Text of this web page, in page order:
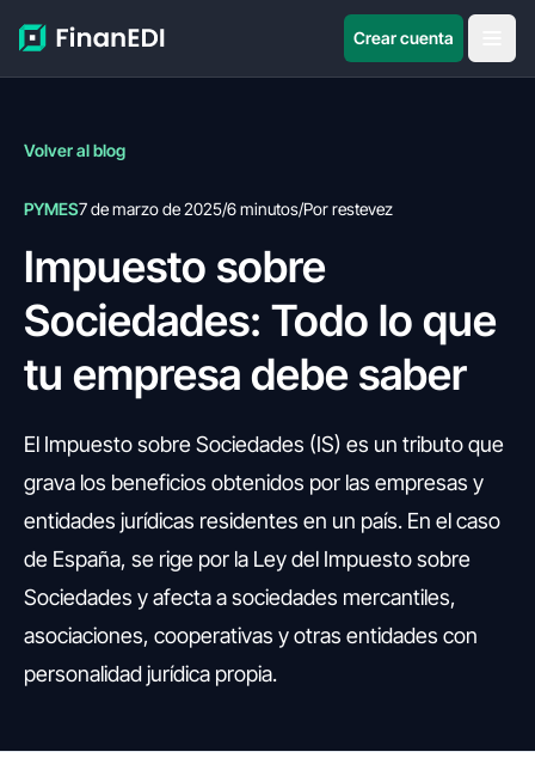
Crear cuenta
Volver al blog
PYMES7 de marzo de 2025/6 minutos/Por restevez
Impuesto sobre
Sociedades: Todo lo que
tu empresa debe saber
El Impuesto sobre Sociedades (IS) es un tributo que
grava los beneficios obtenidos por las empresas y
entidades jurídicas residentes en un país. En el caso
de España, se rige por la Ley del Impuesto sobre
Sociedades y afecta a sociedades mercantiles,
asociaciones, cooperativas y otras entidades con
personalidad jurídica propia.